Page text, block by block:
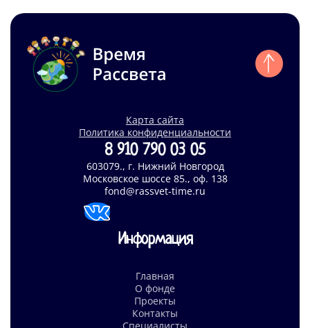
Карта сайта
Политика конфиденциальности
8 910 790 03 05
603079., г. Нижний Новгород
Московское шоссе 85., оф. 138
fond@rassvet-time.ru
Информация
Главная
О фонде
Проекты
Контакты